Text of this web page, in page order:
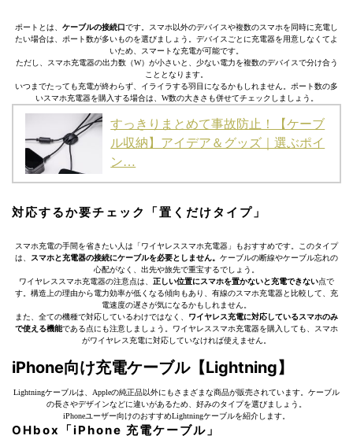
ポートとは、 ケーブルの接続口です。スマホ以外のデバイスや複数のスマホを同時に充電し
たい場合は、ポート数が多いものを選びましょう。デバイスごとに充電器を用意しなくてよ
いため、スマートな充電が可能です。
ただし、スマホ充電器の出力数（W）が小さいと、少ない電力を複数のデバイスで分け合う
こととなります。
いつまでたっても充電が終わらず、イライラする羽目になるかもしれません。ポート数の多
いスマホ充電器を購入する場合は、W数の大きさも併せてチェックしましょう。
すっきりまとめて事故防止！【ケーブ
ル収納】アイデア＆グッズ｜選ぶポイ
ン…
対応するか要チェック「置くだけタイプ」
スマホ充電の手間を省きたい人は「ワイヤレススマホ充電器」もおすすめです。このタイプ
は、 スマホと充電器の接続にケーブルを必要としません。 ケーブルの断線やケーブル忘れの
心配がなく、出先や旅先で重宝するでしょう。
ワイヤレススマホ充電器の注意点は、 正しい位置にスマホを置かないと充電できない点で
す。構造上の理由から電力効率が低くなる傾向もあり、有線のスマホ充電器と比較して、充
電速度の遅さが気になるかもしれません。
また、全ての機種で対応しているわけではなく、 ワイヤレス充電に対応しているスマホのみ
で使える機能である点にも注意しましょう。ワイヤレススマホ充電器を購入しても、スマホ
がワイヤレス充電に対応していなければ使えません。
iPhone向け充電ケーブル【Lightning】
Lightningケーブルは、Appleの純正品以外にもさまざまな商品が販売されています。ケーブル
の長さやデザインなどに違いがあるため、好みのタイプを選びましょう。
iPhoneユーザー向けのおすすめLightningケーブルを紹介します。
OHbox「iPhone 充電ケーブル」